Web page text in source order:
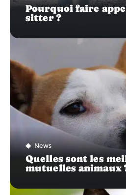
Pourquoi faire
sitter ?
News
Quelles sont les
mutuelles animaux